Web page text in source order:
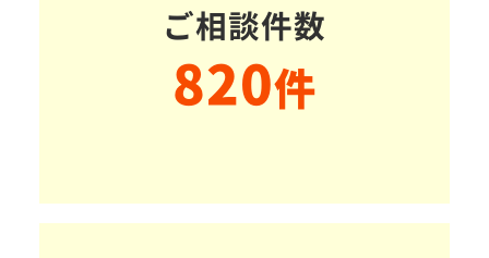
ご相談件数
820件